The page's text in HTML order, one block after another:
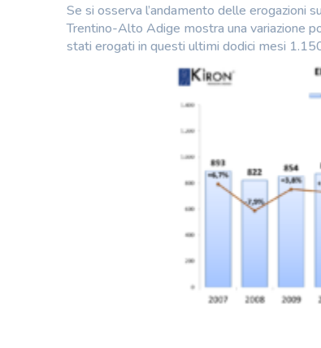
Se si osserva l’andamento delle erogazioni
Trentino-Alto Adige mostra una variazione
stati erogati in questi ultimi dodici mesi